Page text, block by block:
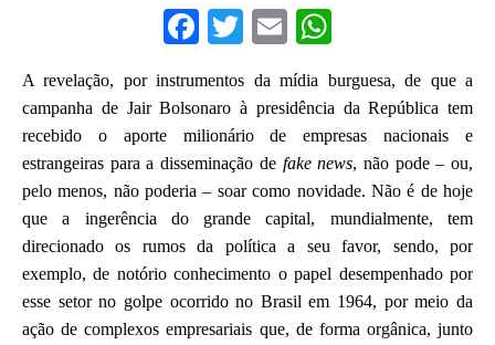
F
c
e
b
o
o
k
T
w
it
te
r
E
m
ai
l
at
s
A
p
p
A revelação, por instrumentos da mídia burguesa, de que a
campanha de Jair Bolsonaro à presidência da República tem
recebido o aporte milionário de empresas nacionais e
estrangeiras para a disseminação de fake news, não pode–ou,
pelo menos, nãopoderia– soar como novidade. Não é de hoje
que a ingerência do grande capital, mundialmente,tem
direcionado os rumos da política a seu favor, sendo, por
exemplo, de notório conhecimento o papel desempenhado por
esse setor no golpe ocorrido no Brasil em 1964, por meio da
ação de complexos empresariais que, de forma orgânica, junto